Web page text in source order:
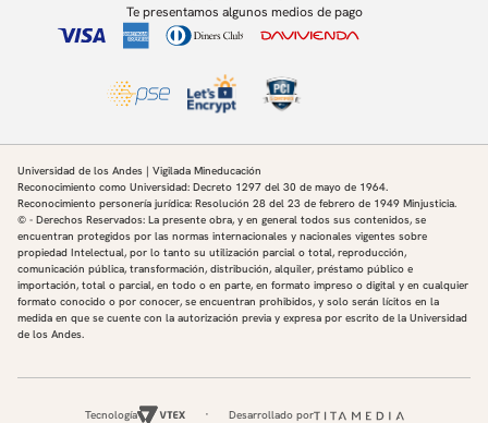
Te presentamos algunos medios de pago
Universidad de los Andes | Vigilada Mineducación
Reconocimiento como Universidad: Decreto 1297 del 30 de mayo de 1964.
Reconocimiento personería jurídica: Resolución 28 del 23 de febrero de 1949 Minjusticia.
© - Derechos Reservados: La presente obra, y en general todos sus contenidos, se
encuentran protegidos por las normas internacionales y nacionales vigentes sobre
propiedad Intelectual, por lo tanto su utilización parcial o total, reproducción,
comunicación pública, transformación, distribución, alquiler, préstamo público e
importación, total o parcial, en todo o en parte, en formato impreso o digital y en cualquier
formato conocido o por conocer, se encuentran prohibidos, y solo serán lícitos en la
medida en que se cuente con la autorización previa y expresa por escrito de la Universidad
de los Andes.
Tecnología Desarrollado por